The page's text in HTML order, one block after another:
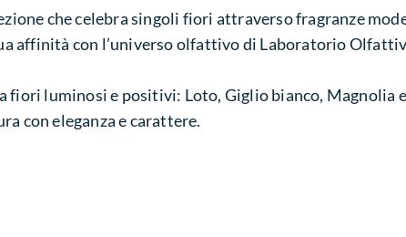
che celebra singoli fiori attraverso fragranze
affinità con l’universo olfattivo di Laboratorio
fiori luminosi e positivi: Loto, Giglio bianco, Magnolia
con eleganza e carattere.